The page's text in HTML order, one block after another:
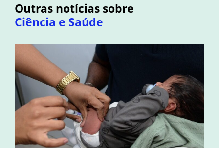
Outras notícias sobre
Ciência e Saúde